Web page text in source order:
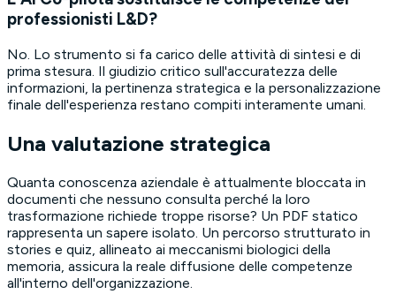
professionisti L&D?
No. Lo strumento si fa carico delle attività di sintesi e di
prima stesura. Il giudizio critico sull'accuratezza delle
informazioni, la pertinenza strategica e la personalizzazione
finale dell'esperienza restano compiti interamente umani.
Una valutazione strategica
Quanta conoscenza aziendale è attualmente bloccata in
documenti che nessuno consulta perché la loro
trasformazione richiede troppe risorse? Un PDF statico
rappresenta un sapere isolato. Un percorso strutturato in
stories e quiz, allineato ai meccanismi biologici della
memoria, assicura la reale diffusione delle competenze
all'interno dell'organizzazione.